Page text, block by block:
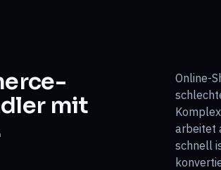
mit
Online-
arbeitet
schnell